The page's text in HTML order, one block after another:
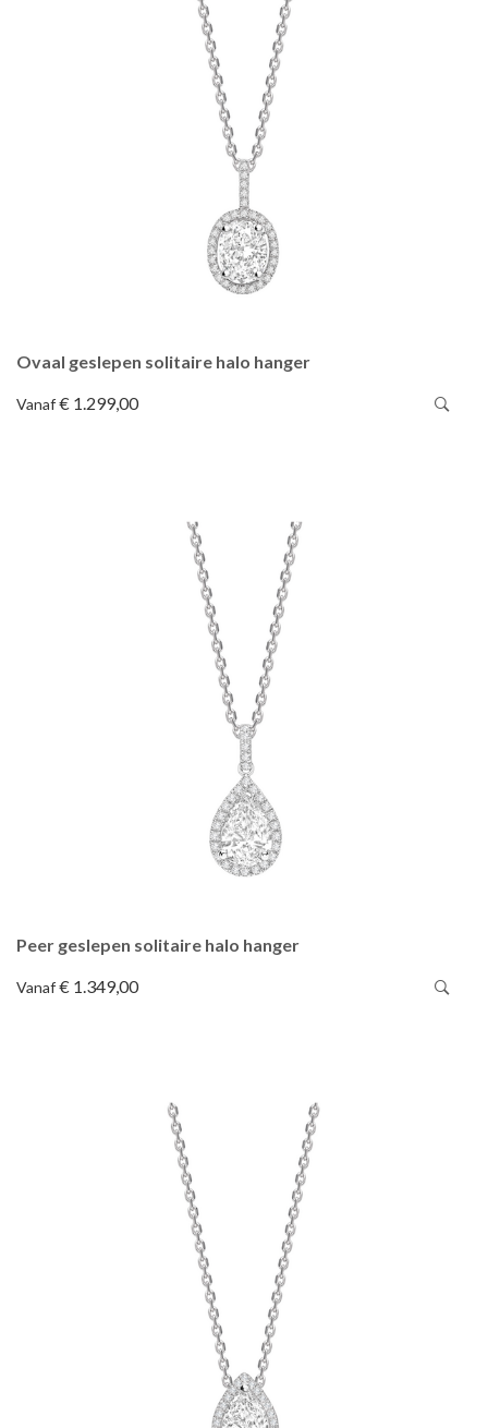
Ovaal geslepen solitaire halo hanger
Vanaf€ 1.299,00
Peer geslepen solitaire halo hanger
Vanaf€ 1.349,00